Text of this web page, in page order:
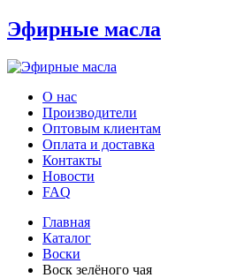
Эфирные масла
О нас
Производители
Оптовым клиентам
Оплата и доставка
Контакты
Новости
FAQ
Главная
Каталог
Воски
Воск зелёного чая